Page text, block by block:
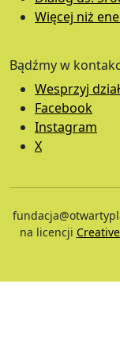
Więcej niż
Bądźmy w
Wesprzyj
Facebook
Instagram
X
na licencji